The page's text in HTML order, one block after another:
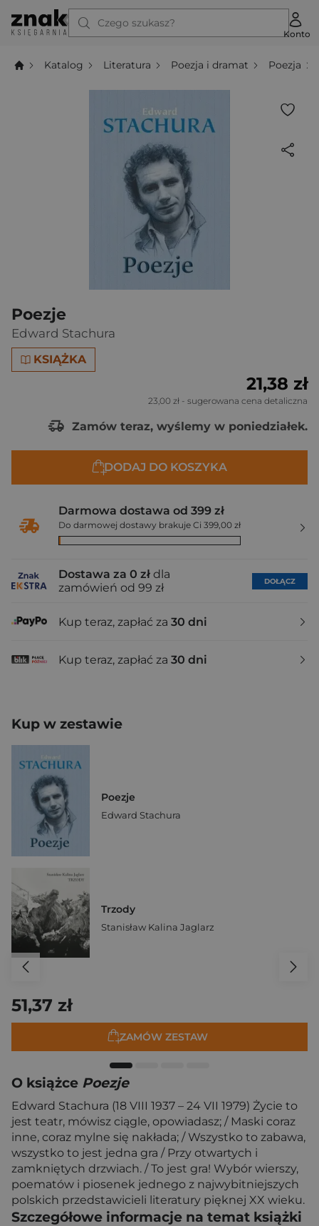
Czego szukasz?
Konto
Katalog Literatura Poezja i dramat Poezja
Poezje
Edward Stachura
KSIĄŻKA
21,38 zł
23,00 zł - sugerowana cena detaliczna
Zamów teraz, wyślemy w poniedziałek.
DODAJ DO KOSZYKA
Darmowa dostawa od 399 zł
Do darmowej dostawy brakuje Ci 399,00 zł
Dostawa za 0 zł dla
zamówień od 99 zł
DOŁĄCZ
Kup teraz, zapłać za 30 dni
Kup teraz, zapłać za 30 dni
Kup w zestawie
Poezje
Edward Stachura
Trzody
Stanisław Kalina Jaglarz
51,37 zł
ZAMÓW ZESTAW
O książce Poezje
Edward Stachura (18 VIII 1937 – 24 VII 1979) Życie to
jest teatr, mówisz ciągle, opowiadasz; / Maski coraz
inne, coraz mylne się nakłada; / Wszystko to zabawa,
wszystko to jest jedna gra / Przy otwartych i
zamkniętych drzwiach. / To jest gra! Wybór wierszy,
poematów i piosenek jednego z najwybitniejszych
polskich przedstawicieli literatury pięknej XX wieku.
Szczegółowe informacje na temat książki